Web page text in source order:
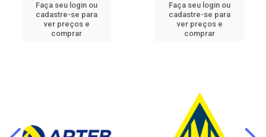
Faça seu login ou
cadastre-se para
ver preços e
comprar
Faça seu login ou
cadastre-se para
ver preços e
comprar